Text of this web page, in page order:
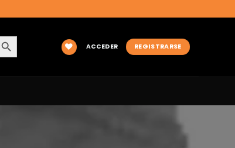
DE BÚSQUEDA
ACCEDER
REGISTRARSE